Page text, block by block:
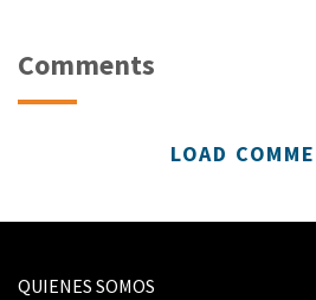
Comments
LOAD
QUIENES SOMOS